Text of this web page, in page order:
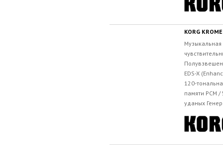
KORG
Музыкальная
EDS-X
120-
памяти PCM
уданых